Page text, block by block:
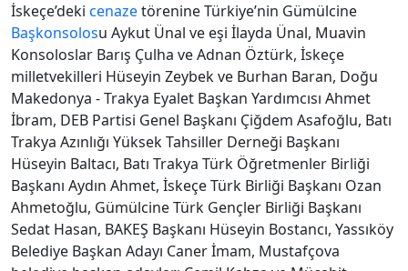
İskeçe’deki cenazetörenine Türkiye’nin Gümülcine
Başkonsolosu Aykut Ünal ve eşi İlayda Ünal, Muavin
Konsoloslar Barış Çulha ve Adnan Öztürk, İskeçe
milletvekilleri Hüseyin Zeybek ve Burhan Baran, Doğu
Makedonya - Trakya Eyalet Başkan Yardımcısı Ahmet
İbram, DEB Partisi Genel Başkanı Çiğdem Asafoğlu, Batı
Trakya Azınlığı Yüksek Tahsiller Derneği Başkanı
Hüseyin Baltacı, Batı Trakya Türk Öğretmenler Birliği
Başkanı Aydın Ahmet, İskeçe Türk Birliği Başkanı Ozan
Ahmetoğlu, Gümülcine Türk Gençler Birliği Başkanı
Sedat Hasan, BAKEŞ Başkanı Hüseyin Bostancı, Yassıköy
Belediye Başkan Adayı Caner İmam, Mustafçova